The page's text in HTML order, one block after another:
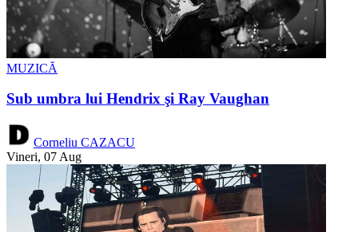
MUZICĂ
Sub umbra lui Hendrix şi Ray Vaughan
Corneliu CAZACU
Vineri, 07 Aug